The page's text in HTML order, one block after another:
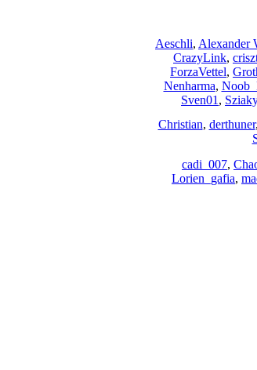
Aeschli, Alexander
CrazyLink,
ForzaVettel,
Nenharma,
Sven01 , Sziaky
Christian, derthuner,
cadi_007,
Lorien_gafia,